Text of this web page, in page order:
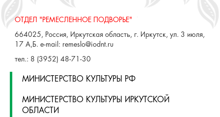
ОТДЕЛ "РЕМЕСЛЕННОЕ ПОДВОРЬЕ"
664025, Россия, Иркутская область, г. Иркутск, ул. 3 июля,
17 А,Б. e-mail: remeslo@iodnt.ru
тел.: 8 (3952) 48-71-30
МИНИСТЕРСТВО КУЛЬТУРЫ РФ
МИНИСТЕРСТВО КУЛЬТУРЫ ИРКУТСКОЙ
ОБЛАСТИ